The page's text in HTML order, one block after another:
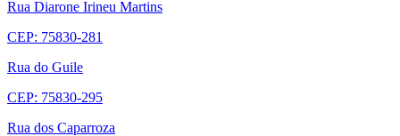
Rua Diarone Irineu Martins
CEP: 75830-281
Rua do Guile
CEP: 75830-295
Rua dos Caparroza